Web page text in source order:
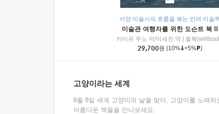
서양 미술사의 흐름을 꿰는 반려 미술
미술관 여행자를 위한 도슨트 북 II
카미유 주노 저/이세진 역
윌북
29,700원 (10% +5% )
고양이라는 세계
8월 8일 세계 고양이의 날을 맞아, 고양이를 노래하
아름다운 책들을 만나보세요.